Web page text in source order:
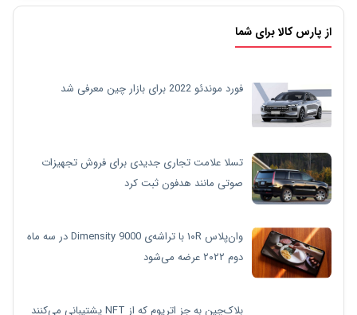
از پارس کالا برای شما
فورد موندئو 2022 برای بازار چین معرفی شد
تسلا علامت تجاری جدیدی برای فروش تجهیزات
صوتی مانند هدفون ثبت کرد
وان‌پلاس ۱۰R با تراشه‌ی Dimensity 9000 در سه ماه
دوم ۲۰۲۲ عرضه می‌شود
بلاک‌چین به جز اتریوم که از NFT پشتیبانی می‌کنند